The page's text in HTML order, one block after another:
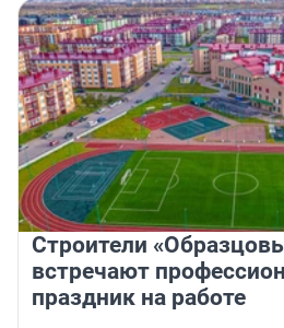
Строители
встречают
праздник на работе